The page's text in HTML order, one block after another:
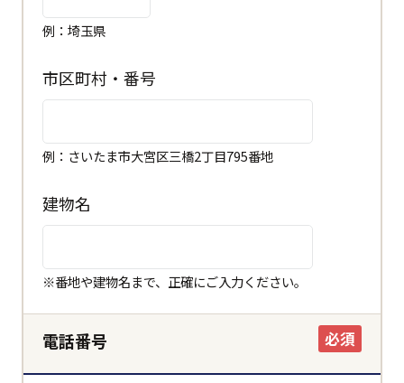
市区町村
例：埼玉県
市区町村・番号
例：さいたま市大宮区三橋2丁目795番地
建物名
※番地や建物名まで、正確にご入力ください。
電話番号 必須